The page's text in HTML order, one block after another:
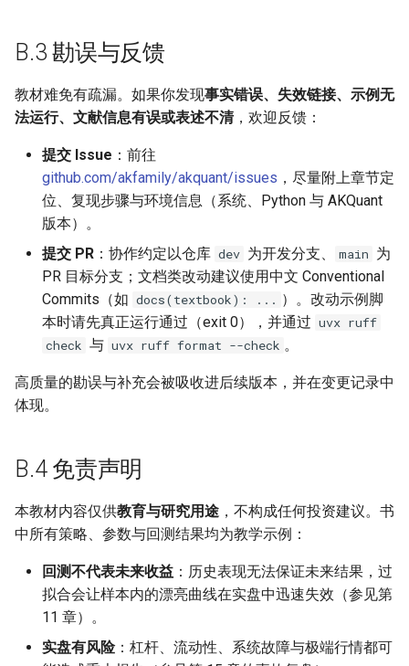
B.3 勘误与反馈
教材难免有疏漏。如果你发现事实错误、失效链接、示例无
法运行、文献信息有误或表述不清，欢迎反馈：
提交 Issue ：前往
github.com/akfamily/akquant/issues ，尽量附上章节定
位、复现步骤与环境信息（系统、Python 与 AKQuant
版本）。
提交 PR ：协作约定以仓库 dev 为开发分支、 main 为
PR 目标分支；文档类改动建议使用中文 Conventional
Commits（如 docs(textbook): ... ）。改动示例脚
本时请先真正运行通过（exit 0），并通过 uvx ruff
check 与 uvx ruff format --check 。
高质量的勘误与补充会被吸收进后续版本，并在变更记录中
体现。
B.4 免责声明
本教材内容仅供教育与研究用途 ，不构成任何投资建议。书
中所有策略、参数与回测结果均为教学示例：
回测不代表未来收益 ：历史表现无法保证未来结果，过
拟合会让样本内的漂亮曲线在实盘中迅速失效（参见第
11 章）。
实盘有风险：杠杆、流动性、系统故障与极端行情都可